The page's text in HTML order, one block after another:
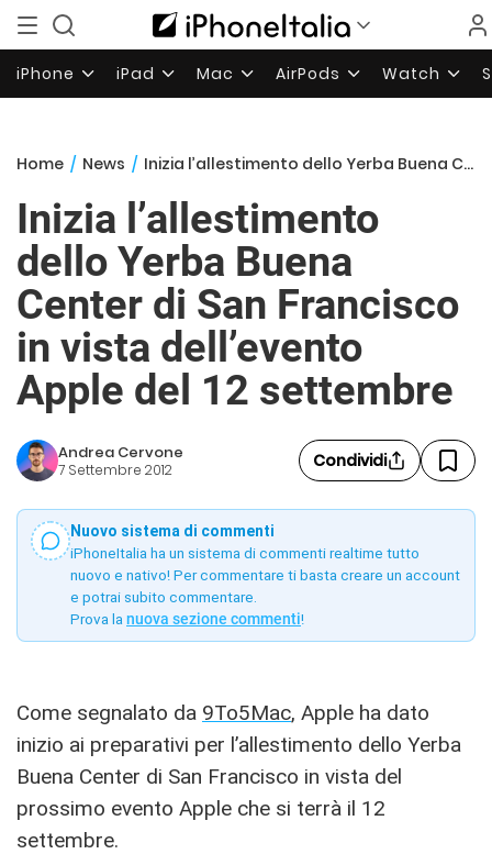
iPhone iPad Mac AirPods Watch
Home / News / Inizia l’allestimento dello Yerba Buena Center di San Francisco in vista dell’evento Apple del 12 settembre
Inizia l’allestimento
dello Yerba Buena
Center di San Francisco
in vista dell’evento
Apple del 12 settembre
Andrea Cervone
7 Settembre 2012 Condividi
Nuovo sistema di commenti
iPhoneItalia ha un sistema di commenti realtime tutto
nuovo e nativo! Per commentare ti basta creare un account
e potrai subito commentare.
Prova la nuova sezione commenti!
Come segnalato da 9To5Mac, Apple ha dato
inizio ai preparativi per l’allestimento dello Yerba
Buena Center di San Francisco in vista del
prossimo evento Apple che si terrà il 12
settembre.